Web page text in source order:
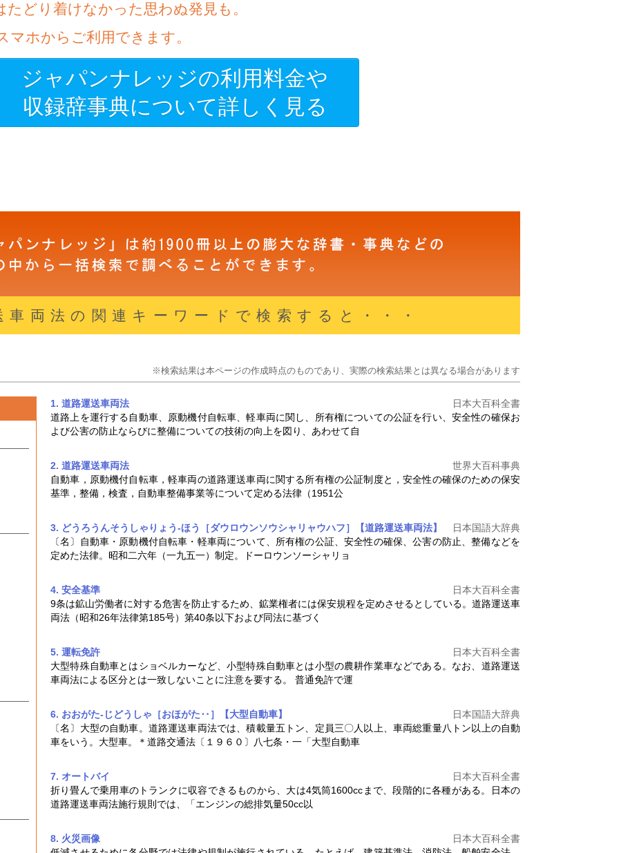
どり着けなかった思わぬ発見も。
ホからご利用できます。
ジャパンナレッジの利用料金や
収録辞事典について詳しく見る
車両法の関連キーワードで検索すると・・・
※検索結果は本ページの作成時点のものであり、実際の検索結果とは異なる場合があります
1. 道路運送車両法
日本大百科全書
道路上を運行する自動車、原動機付自転車、軽車両に関し、所有権についての公証を行い、安全性の確保お
よび公害の防止ならびに整備についての技術の向上を図り、あわせて自
2. 道路運送車両法
世界大百科事典
自動車，原動機付自転車，軽車両の道路運送車両に関する所有権の公証制度と，安全性の確保のための保安
基準，整備，検査，自動車整備事業等について定める法律（1951公
3. どうろうんそうしゃりょう‐ほう［ダウロウンソウシャリャウハフ］【道路運送車両法】
日本国語大辞典
〔名〕自動車・原動機付自転車・軽車両について、所有権の公証、安全性の確保、公害の防止、整備などを
定めた法律。昭和二六年（一九五一）制定。ドーロウンソーシャリョ
4. 安全基準
日本大百科全書
9条は鉱山労働者に対する危害を防止するため、鉱業権者には保安規程を定めさせるとしている。 道路運送車
両法 （昭和26年法律第185号）第40条以下および同法に基づく
5. 運転免許
日本大百科全書
大型特殊自動車とはショベルカーなど、小型特殊自動車とは小型の農耕作業車などである。なお、 道路運送
車両法による区分とは一致しないことに注意を要する。 普通免許で運
6. おおがた‐じどうしゃ［おほがた‥］【大型自動車】
日本国語大辞典
〔名〕大型の自動車。 道路運送車両法では、積載量五トン、定員三〇人以上、車両総重量八トン以上の自動
車をいう。大型車。＊道路交通法〔１９６０〕八七条・一「大型自動車
7. オートバイ
日本大百科全書
折り畳んで乗用車のトランクに収容できるものから、大は4気筒1600ccまで、段階的に各種がある。日本の
道路運送車両法施行規則では、「エンジンの総排気量50cc以
8. 火災画像
日本大百科全書